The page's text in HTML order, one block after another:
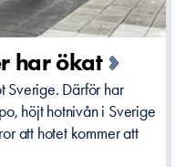
har ökat
Sverige. Därför har
höjt hotnivån i Sverige
att hotet kommer att